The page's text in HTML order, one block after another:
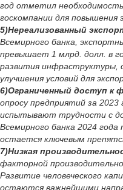
год отметил
госкомпании для повышения
5)Нереализованный
Всемирного банка,
превышает 1 млрд. долл. в
развития инфраструктуры,
улучшения условий для
6)Ограниченный доступ к
опросу предприятий за 2023
испытывают трудности с
Всемирного банка 2024
остается ключевым
7)Низкая
факторной
Развитие человеческого
остаются важнейшими